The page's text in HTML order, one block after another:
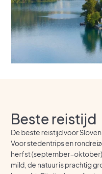
Beste reistijd
De beste reistijd voor
Voor stedentrips en
herfst
mild, de natuur is prachtig